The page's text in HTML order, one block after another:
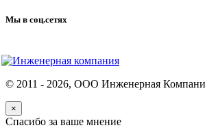
Мы в соц.сетях
© 2011 - 2026, ООО Инженерная
×
Спасибо за ваше мнение